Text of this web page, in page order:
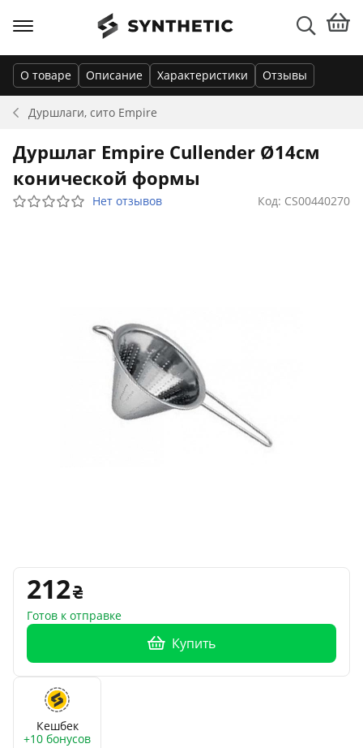
Дуршлаги, сито Empire
О товаре Описание Характеристики Отзывы
Дуршлаг Empire Cullender Ø14см
конической формы
Нет отзывов Код: CS00440270
212
Готов к отправке
Купить
Кешбек
+10 бонусов